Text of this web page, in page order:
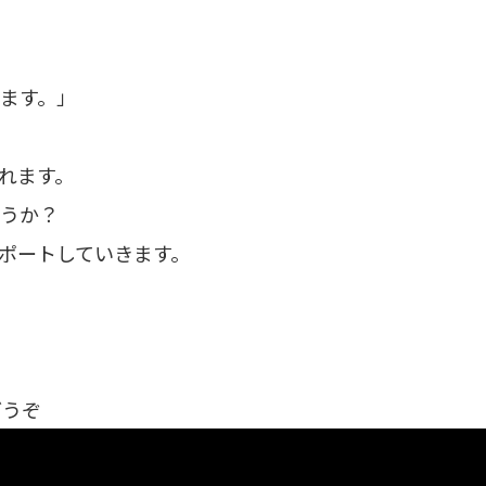
す。」
ます。
か？
トしていきます。
ぞ